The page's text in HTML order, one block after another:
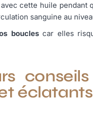
cette huile pendant
sanguine au
bouclescar elles